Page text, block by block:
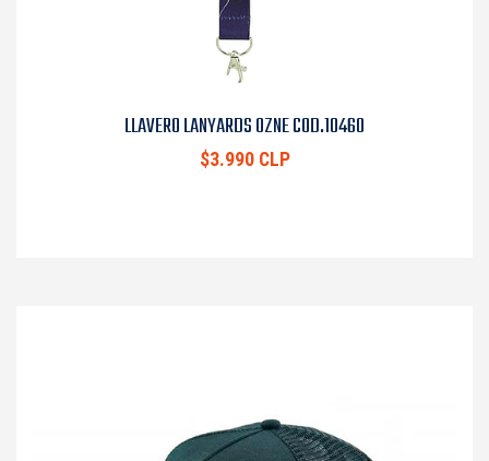
LLAVERO LANYARDS OZNE COD.10460
$3.990 CLP